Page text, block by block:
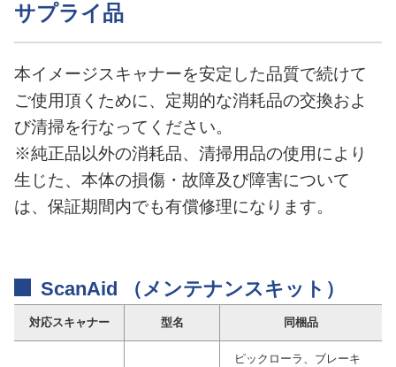
サプライ品
本イメージスキャナーを安定した品質で続けて
ご使用頂くために、定期的な消耗品の交換およ
び清掃を行なってください。
※純正品以外の消耗品、清掃用品の使用により
生じた、本体の損傷・故障及び障害について
は、保証期間内でも有償修理になります。
ScanAid （メンテナンスキット）
対応スキャナー 型名 同梱品
ピックローラ、ブレーキ